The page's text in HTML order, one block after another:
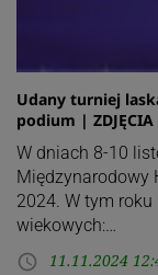
Udany turniej
podium | ZDJĘCIA
W dniach 8-10
Międzynarodowy
2024. W tym
wiekowych:…
access_time 11.11.2024